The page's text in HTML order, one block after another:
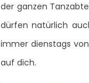
der ganzen
dürfen natürlich
immer dienstags von
auf dich.